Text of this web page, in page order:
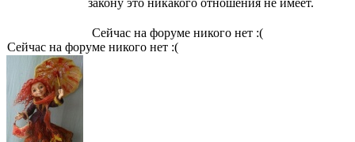
Сейчас на форуме никого нет :(
Сейчас на форуме никого нет :(